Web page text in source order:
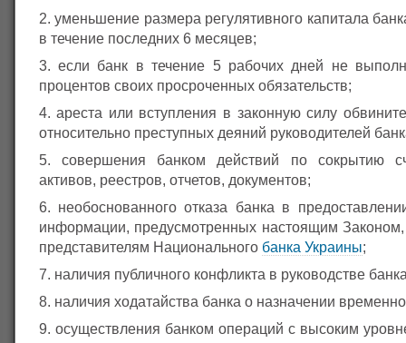
уменьшение размера регулятивного капитала
в течение последних 6 месяцев;
если банк в течение 5 рабочих дней не
процентов своих просроченных обязательств;
ареста или вступления в законную силу
относительно преступных деяний руководителей
совершения банком действий по сокрытию
активов, реестров, отчетов, документов;
необоснованного отказа банка в
информации, предусмотренных настоящим
представителям Национального банка Украины;
наличия публичного конфликта в руководстве
наличия ходатайства банка о назначении
осуществления банком операций с высоким